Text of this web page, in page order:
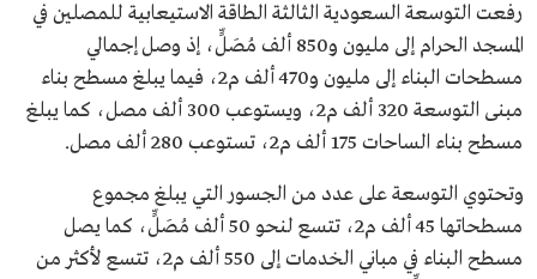
رفعت التوسعة السعودية الثالثة الطاقة الاستيعابية للمصلين في
المسجد الحرام إلى مليون و850 ألف مُصَلٍّ، إذ وصل إجمالي
مسطحات البناء إلى مليون و470 ألف م2، فيما يبلغ مسطح بناء
مبنى التوسعة 320 ألف م2، ويستوعب 300 ألف مصل، كما يبلغ
مسطح بناء الساحات 175 ألف م2، تستوعب 280 ألف مصل.
وتحتوي التوسعة على عدد من الجسور التي يبلغ مجموع
مسطحاتها 45 ألف م2، تتسع لنحو 50 ألف مُصَلٍّ، كما يصل
مسطح البناء في مباني الخدمات إلى 550 ألف م2، تتسع لأكثر من